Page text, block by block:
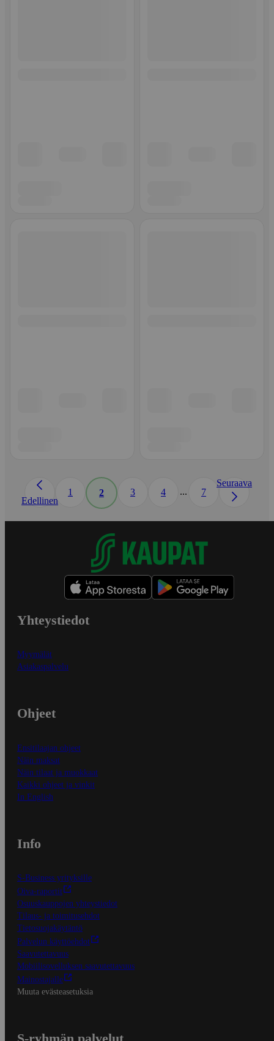
Edellinen
1 2 3 4 ... 7
Seuraava
Yhteystiedot
Myymälät
Asiakaspalvelu
Ohjeet
Ensitilaajan ohjeet
Näin maksat
Näin tilaat ja muokkaat
Kaikki ohjeet ja vinkit
In English
Info
S-Business yrityksille
Oiva-raportit
Osuuskauppojen yhteystiedot
Tilaus- ja toimitusehdot
Tietosuojakäytäntö
Palvelun käyttöehdot
Saavutettavuus
Mobiilisovelluksen saavutettavuus
Mainostajalle
Muuta evästeasetuksia